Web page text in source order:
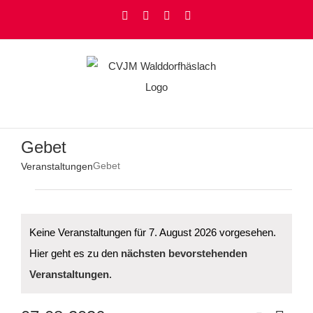
FacebookInstagramYouTube
Gebet
VeranstaltungenGebet
August
2026
Hinweis
Keine Veranstaltungen für 7. August 2026 vorgesehen.
Hier geht es zu den nächsten bevorstehenden
Veranstaltungen.